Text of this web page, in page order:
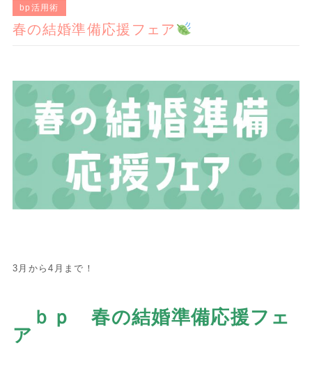
bp活用術
春の結婚準備応援フェア
3月から4月まで！
ｂｐ 春の結婚準備応援フェ
ア